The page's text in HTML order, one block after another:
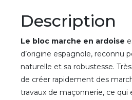
Description
Le bloc marche en ardoise
d’origine espagnole, reconnu
naturelle et sa robustesse.
de créer rapidement des
travaux de maçonnerie, ce qui